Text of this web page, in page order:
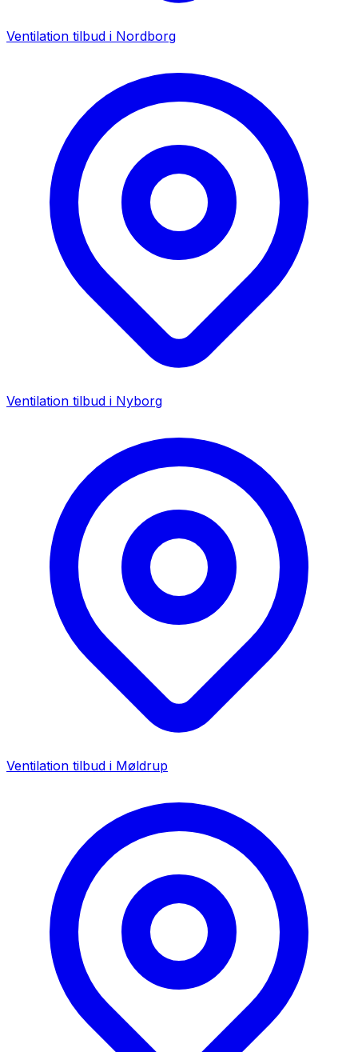
Ventilation tilbud i Nordborg
Ventilation tilbud i Nyborg
Ventilation tilbud i Møldrup